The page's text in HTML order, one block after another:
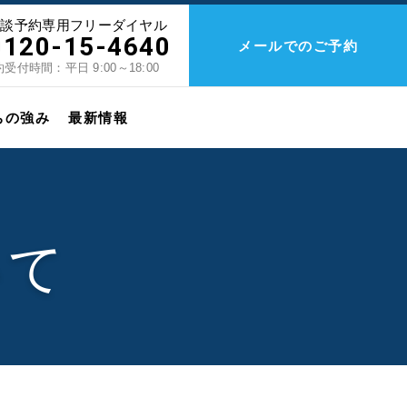
予約専用フリーダイヤル
15-4640
受付時間：平日 9:00～18:00
メールでのご予約
の強み 最新情報